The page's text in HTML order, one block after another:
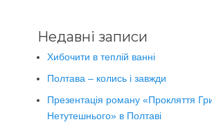
Недавні записи
Хибочити в теплій ванні
Полтава – колись і завжди
Презентація роману «Прокляття
Нетутешнього» в Полтаві